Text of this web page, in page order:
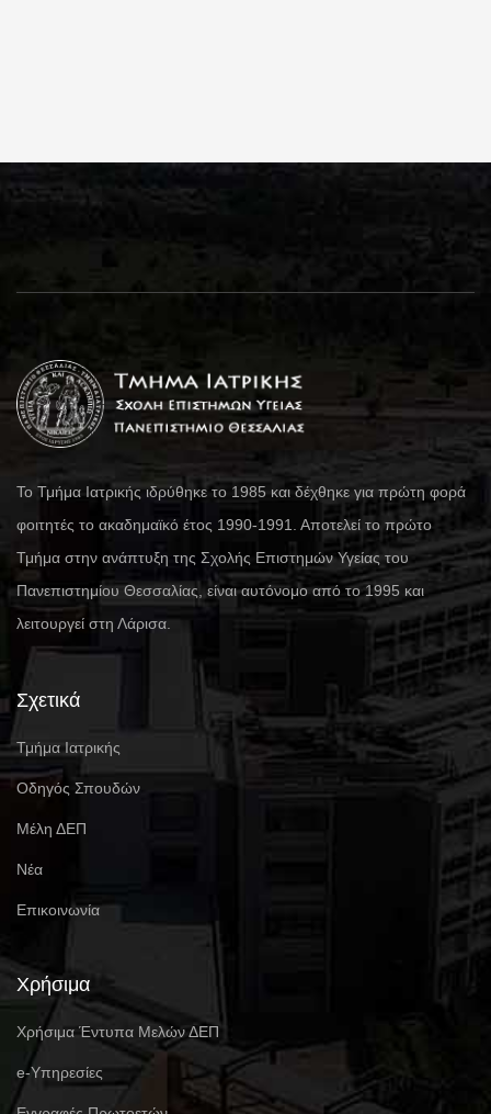
Το Τμήμα Ιατρικής ιδρύθηκε το 1985 και δέχθηκε για πρώτη φορά
φοιτητές το ακαδημαϊκό έτος 1990-1991. Αποτελεί το πρώτο
Τμήμα στην ανάπτυξη της Σχολής Επιστημών Υγείας του
Πανεπιστημίου Θεσσαλίας, είναι αυτόνομο από το 1995 και
λειτουργεί στη Λάρισα.
Σχετικά
Τμήμα Ιατρικής
Οδηγός Σπουδών
Μέλη ΔΕΠ
Νέα
Επικοινωνία
Χρήσιμα
Χρήσιμα Έντυπα Μελών ΔΕΠ
e-Υπηρεσίες